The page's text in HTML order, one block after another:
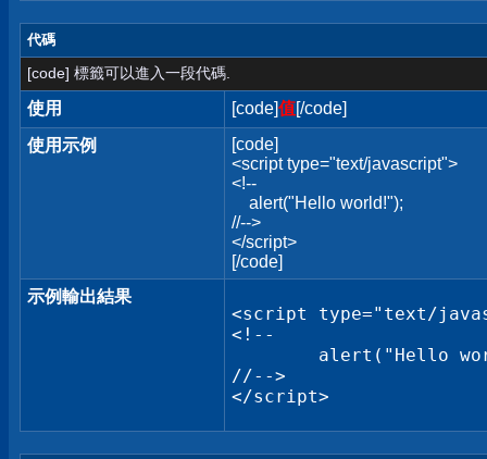
代碼
[code] 標籤可以進入一段代碼.
使用 [code]值[/code]
使用示例
[code]
<script type="text/javascript">
<!--
alert("Hello world!");
//-->
</script>
[/code]
示例輸出結果
<script type="text/
<!--
//-->
</script>